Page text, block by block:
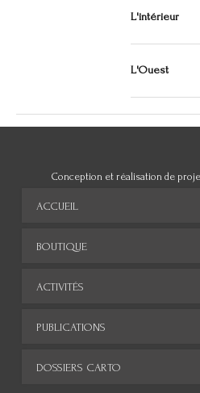
L'intérieur
L'Ouest
Conception et réalisation de
ACCUEIL
BOUTIQUE
ACTIVITÉS
PUBLICATIONS
DOSSIERS CARTO